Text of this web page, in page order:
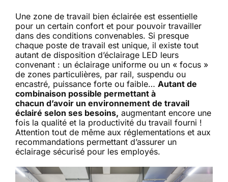
Une zone de travail bien éclairée est essentielle
pour un certain confort et pour pouvoir travailler
dans des conditions convenables. Si presque
chaque poste de travail est unique, il existe tout
autant de disposition d’éclairage LED leurs
convenant : un éclairage uniforme ou un « focus »
de zones particulières, par rail, suspendu ou
encastré, puissance forte ou faible… Autant de
combinaison possible permettant à
chacun d’avoir un environnement de travail
éclairé selon ses besoins, augmentant encore une
fois la qualité et la productivité du travail fourni !
Attention tout de même aux réglementations et aux
recommandations permettant d’assurer un
éclairage sécurisé pour les employés.